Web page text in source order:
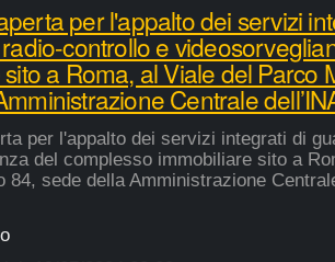
per l'appalto dei servizi
controllo e
a Roma, al Viale del Parco
Centrale
per l'appalto dei servizi integrati di
del complesso immobiliare sito a
84, sede della Amministrazione